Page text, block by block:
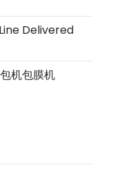
Delivered
机包膜机